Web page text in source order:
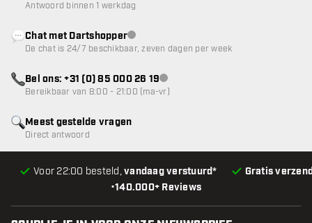
•140.000+ Reviews
Voor 22:00 besteld,vandaag verstuurd* Gratis
Meest gestelde vragen
Direct antwoord
Antwoord binnen 1 werkdag
Chat met Dartshopperklantenservice niet beschikbaar
De chat is 24/7 beschikbaar, zeven dagen per week
Bel ons: +31 (0) 85 000 26 19klantenservice niet beschikbaar
Bereikbaar van 8:00 - 21:00 (ma-vr)